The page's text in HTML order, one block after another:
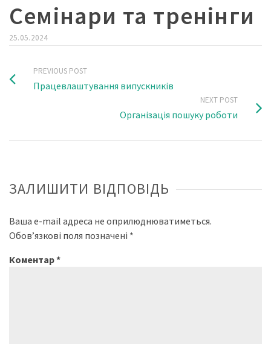
Семінари та тренінги
25.05.2024
PREVIOUS POST
Працевлаштування випускників
NEXT POST
Організація пошуку роботи
ЗАЛИШИТИ ВІДПОВІДЬ
Ваша e-mail адреса не оприлюднюватиметься.
Обов’язкові поля позначені *
Коментар*